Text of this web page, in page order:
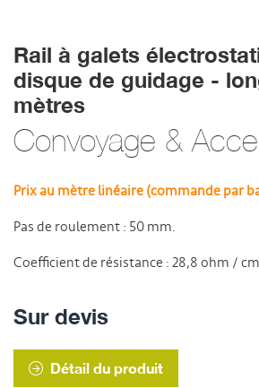
Rail à galets
disque de guidage -
mètres
Convoyage &
Prix au mètre linéaire (commande par
Pas de roulement : 50 mm.
Coefficient de résistance : 28,8 ohm /
Sur devis
Détail du produit